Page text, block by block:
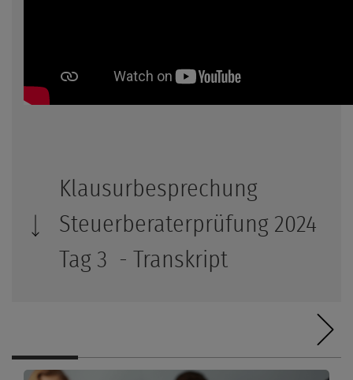
Klausurbesprechung
Steuerberaterprüfung 2024
Tag 3 - Transkript